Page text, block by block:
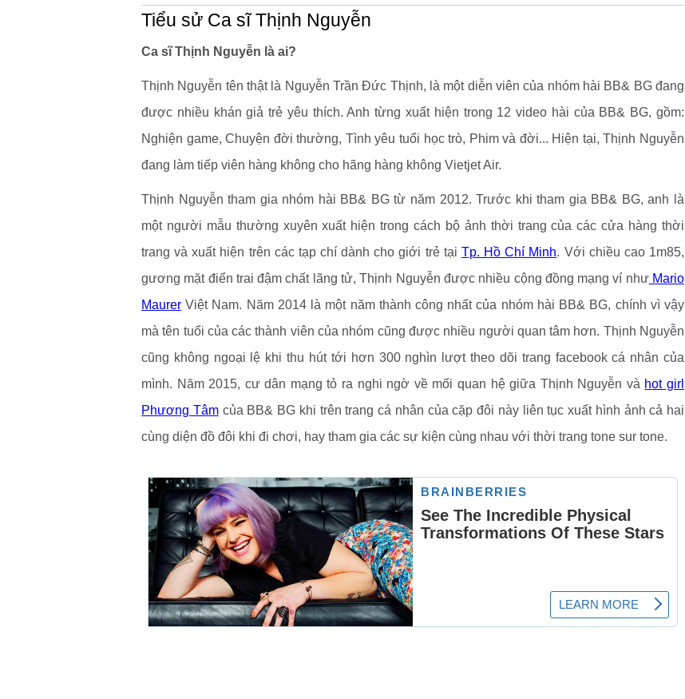
Tiểu sử Ca sĩ Thịnh Nguyễn
Ca sĩ Thịnh Nguyễn là ai?
Thịnh Nguyễn tên thật là Nguyễn Trần Đức Thịnh, là một diễn viên của nhóm hài BB& BG đang
được nhiều khán giả trẻ yêu thích. Anh từng xuất hiện trong 12 video hài của BB& BG, gồm:
Nghiện game, Chuyện đời thường, Tình yêu tuổi học trò, Phim và đời... Hiện tại, Thịnh Nguyễn
đang làm tiếp viên hàng không cho hãng hàng không Vietjet Air.
Thịnh Nguyễn tham gia nhóm hài BB& BG từ năm 2012. Trước khi tham gia BB& BG, anh là
một người mẫu thường xuyên xuất hiện trong cách bộ ảnh thời trang của các cửa hàng thời
trang và xuất hiện trên các tạp chí dành cho giới trẻ tại Tp. Hồ Chí Minh. Với chiều cao 1m85,
gương mặt điển trai đậm chất lãng tử, Thịnh Nguyễn được nhiều cộng đồng mạng ví như Mario
Maurer Việt Nam. Năm 2014 là một năm thành công nhất của nhóm hài BB& BG, chính vì vậy
mà tên tuổi của các thành viên của nhóm cũng được nhiều người quan tâm hơn. Thịnh Nguyễn
cũng không ngoại lệ khi thu hút tới hơn 300 nghìn lượt theo dõi trang facebook cá nhân của
mình. Năm 2015, cư dân mạng tỏ ra nghi ngờ về mối quan hệ giữa Thịnh Nguyễn và hot girl
Phương Tâmcủa BB& BG khi trên trang cá nhân của cặp đôi này liên tục xuất hình ảnh cả hai
cùng diện đồ đôi khi đi chơi, hay tham gia các sự kiện cùng nhau với thời trang tone sur tone.